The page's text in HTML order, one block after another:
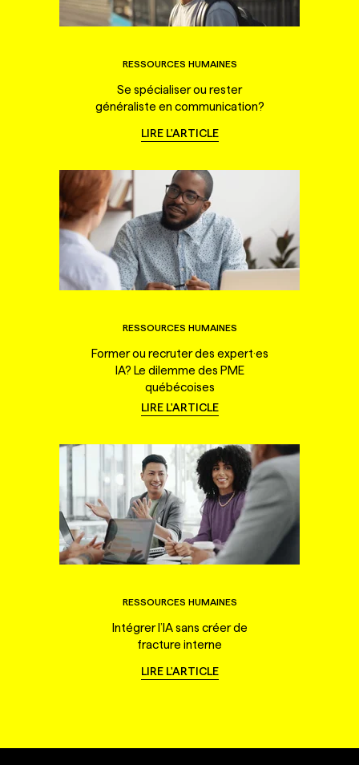
RESSOURCES HUMAINES
Se spécialiser ou rester
généraliste en communication?
LIRE L'ARTICLE
RESSOURCES HUMAINES
Former ou recruter des expert·es
IA? Le dilemme des PME
québécoises
LIRE L'ARTICLE
RESSOURCES HUMAINES
Intégrer l’IA sans créer de
fracture interne
LIRE L'ARTICLE